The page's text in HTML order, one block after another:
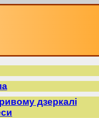
дзеркалі